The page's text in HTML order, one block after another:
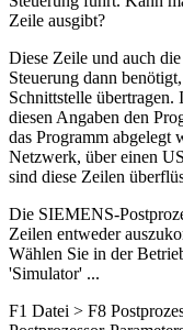
Zeile ausgibt?
Diese Zeile und auch
Steuerung dann
Schnittstelle übertragen.
diesen Angaben den
das Programm abgelegt
Netzwerk, über einen
sind diese Zeilen
Die SIEMENS-
Zeilen entweder
Wählen Sie in der
'Simulator' ...
F1 Datei > F8